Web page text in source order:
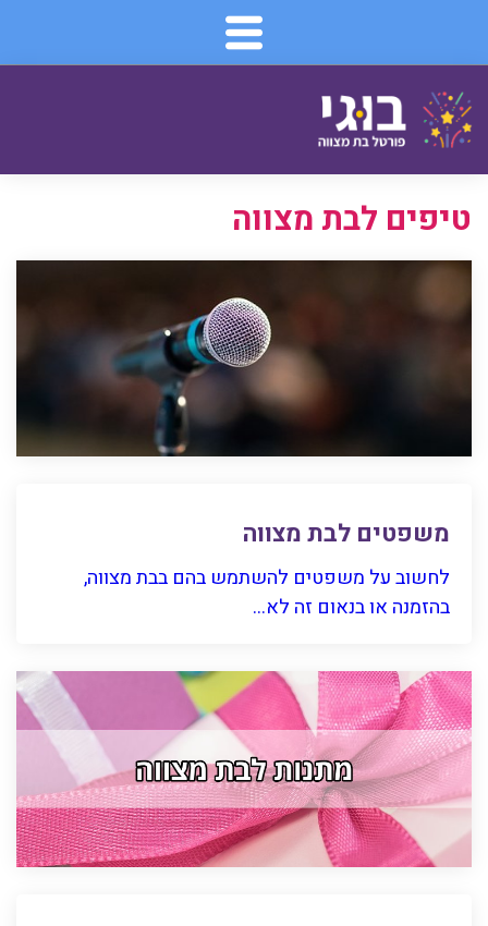
טיפים לבת מצווה
משפטים לבת מצווה
לחשוב על משפטים להשתמש בהם בבת מצווה,
בהזמנה או בנאום זה לא...